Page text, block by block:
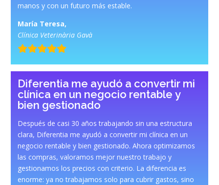
manos y con un futuro más estable.
María Teresa,
Clínica Veterinària Gavà
Diferentia me ayudó a convertir mi
clínica en un negocio rentable y
bien gestionado
Después de casi 30 años trabajando sin una estructura
clara, Diferentia me ayudó a convertir mi clínica en un
negocio rentable y bien gestionado. Ahora optimizamos
las compras, valoramos mejor nuestro trabajo y
gestionamos los precios con criterio. La diferencia es
enorme: ya no trabajamos solo para cubrir gastos, sino